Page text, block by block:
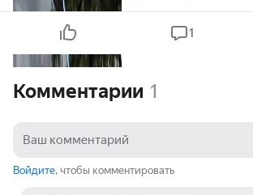
1
Комментарии 1
Войдите, чтобы комментировать